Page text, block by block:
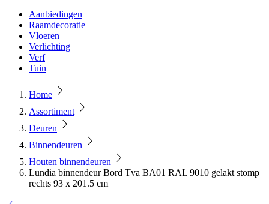
Aanbiedingen
Raamdecoratie
Vloeren
Verlichting
Verf
Tuin
Home
Assortiment
Deuren
Binnendeuren
Houten binnendeuren
Lundia binnendeur Bord Tva BA01 RAL 9010 gelakt stomp
rechts 93 x 201.5 cm